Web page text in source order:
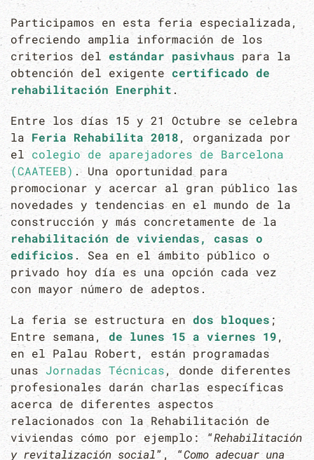
Participamos en esta feria especializada,
ofreciendo amplia información de los
criterios del estándar pasivhaus para la
obtención del exigente certificado de
rehabilitación Enerphit.
Entre los días 15 y 21 Octubre se celebra
la Feria Rehabilita 2018, organizada por
el colegio de aparejadores de Barcelona
(CAATEEB) . Una oportunidad para
promocionar y acercar al gran público las
novedades y tendencias en el mundo de la
construcción y más concretamente de la
rehabilitación de viviendas, casas o
edificios . Sea en el ámbito público o
privado hoy día es una opción cada vez
con mayor número de adeptos.
La feria se estructura en dos bloques ;
Entre semana, de lunes 15 a viernes 19,
en el Palau Robert, están programadas
unas Jornadas Técnicas, donde diferentes
profesionales darán charlas específicas
acerca de diferentes aspectos
relacionados con la Rehabilitación de
viviendas cómo por ejemplo: “Rehabilitación
y revitalización social”, “Como adecuar una